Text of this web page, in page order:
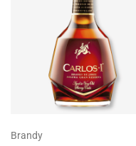
Brandy